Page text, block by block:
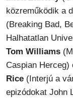
közreműködik a
(Breaking Bad,
Halhatatlan
Tom Williams
Caspian Herceg)
Rice (Interjú a
epizódokat John